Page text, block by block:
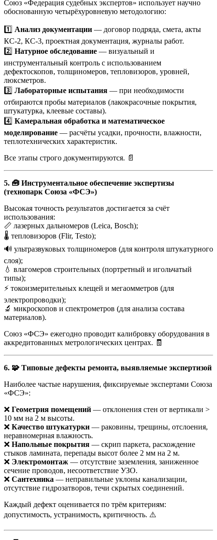
Союз «Федерация судебных экспертов» использует научно
обоснованную четырёхуровневую методологию:
1️⃣ Анализ документации — договор подряда, смета, акты
КС-2, КС-3, проектная документация, журналы работ.
2️⃣ Натурное обследование — визуальный и
инструментальный контроль с использованием
дефектоскопов, толщиномеров, тепловизоров, уровней,
люксметров.
3️⃣ Лабораторные испытания — при необходимости
отбираются пробы материалов (лакокрасочные покрытия,
штукатурка, клеевые составы).
4️⃣ Камеральная обработка и математическое
моделирование — расчёты усадки, прочности, влажности,
теплотехнических характеристик.
Все этапы строго документируются. 📄
5. 🧰 Инструментальное обеспечение экспертизы
(технопарк Союза «ФСЭ»)
Высокая точность результатов достигается за счёт
использования:
📏 лазерных дальномеров (Leica, Bosch);
🌡 тепловизоров (Flir, Testo);
🔊 ультразвуковых толщиномеров (для контроля штукатурного
слоя);
💧 влагомеров строительных (портретный и игольчатый
типы);
⚡ токоизмерительных клещей и мегаомметров (для
электропроводки);
🔬 микроскопов и спектрометров (для анализа состава
материалов).
Союз «ФСЭ» ежегодно проводит калибровку оборудования в
аккредитованных метрологических центрах. 🧾
6. 🧩 Типовые дефекты ремонта, выявляемые экспертизой
Наиболее частые нарушения, фиксируемые экспертами Союза
«ФСЭ»:
❌ Геометрия помещений — отклонения стен от вертикали >
10 мм на 2 м высоты.
❌ Качество штукатурки — раковины, трещины, отслоения,
неравномерная влажность.
❌ Напольные покрытия — скрип паркета, расхождение
стыков ламината, перепады высот более 2 мм на 2 м.
❌ Электромонтаж — отсутствие заземления, заниженное
сечение проводов, несоответствие УЗО.
❌ Сантехника — неправильные уклоны канализации,
отсутствие гидрозатворов, течи скрытых соединений.
Каждый дефект оценивается по трём критериям:
допустимость, устранимость, критичность. ⚠️